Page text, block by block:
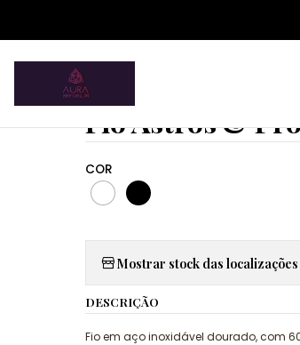
Fios Pampa Mia Fio Astros & Proteção
|
Fio Astros &
COR
Mostrar stock das localizações
DESCRIÇÃO
Fio em aço inoxidável dourado, com